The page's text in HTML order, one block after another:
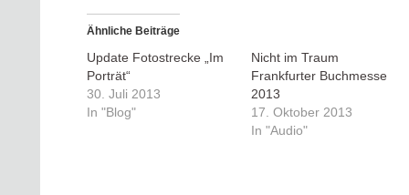
Ähnliche Beiträge
Update Fotostrecke „Im
Porträt“
30. Juli 2013
In "Blog"
Nicht im Traum
Frankfurter Buchmesse
2013
17. Oktober 2013
In "Audio"